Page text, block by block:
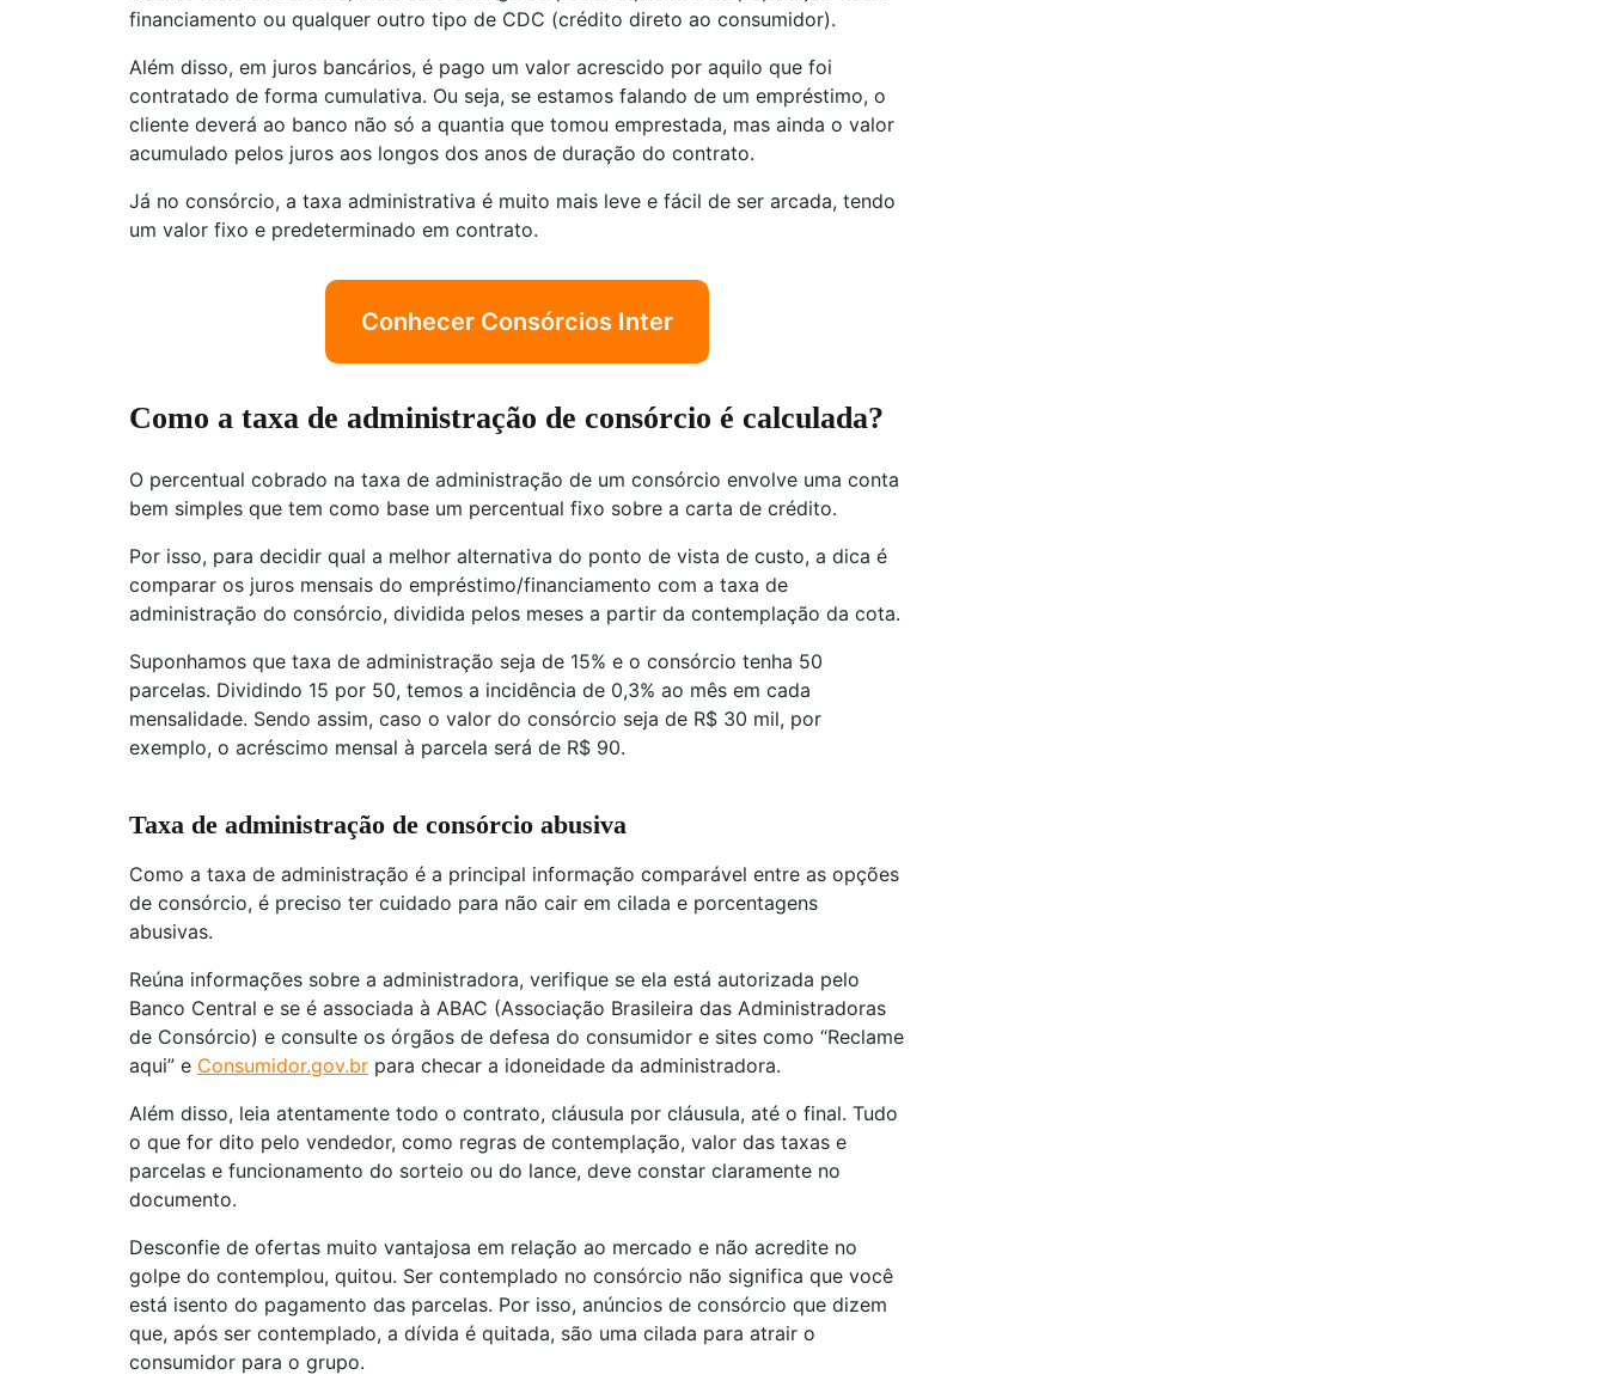
financiamento ou qualquer outro tipo de CDC (crédito direto ao consumidor).
Além disso, em juros bancários, é pago um valor acrescido por aquilo que foi
contratado de forma cumulativa. Ou seja, se estamos falando de um empréstimo, o
cliente deverá ao banco não só a quantia que tomou emprestada, mas ainda o valor
acumulado pelos juros aos longos dos anos de duração do contrato.
Já no consórcio, a taxa administrativa é muito mais leve e fácil de ser arcada, tendo
um valor fixo e predeterminado em contrato.
Conhecer Consórcios Inter
Como a taxa de administração de consórcio é calculada?
O percentual cobrado na taxa de administração de um consórcio envolve uma conta
bem simples que tem como base um percentual fixo sobre a carta de crédito.
Por isso, para decidir qual a melhor alternativa do ponto de vista de custo, a dica é
comparar os juros mensais do empréstimo/financiamento com a taxa de
administração do consórcio, dividida pelos meses a partir da contemplação da cota.
Suponhamos que taxa de administração seja de 15% e o consórcio tenha 50
parcelas. Dividindo 15 por 50, temos a incidência de 0,3% ao mês em cada
mensalidade. Sendo assim, caso o valor do consórcio seja de R$ 30 mil, por
exemplo, o acréscimo mensal à parcela será de R$ 90.
Taxa de administração de consórcio abusiva
Como a taxa de administração é a principal informação comparável entre as opções
de consórcio, é preciso ter cuidado para não cair em cilada e porcentagens
abusivas.
Reúna informações sobre a administradora, verifique se ela está autorizada pelo
Banco Central e se é associada à ABAC (Associação Brasileira das Administradoras
de Consórcio) e consulte os órgãos de defesa do consumidor e sites como “Reclame
aqui” e Consumidor.gov.br para checar a idoneidade da administradora.
Além disso, leia atentamente todo o contrato, cláusula por cláusula, até o final. Tudo
o que for dito pelo vendedor, como regras de contemplação, valor das taxas e
parcelas e funcionamento do sorteio ou do lance, deve constar claramente no
documento.
Desconfie de ofertas muito vantajosa em relação ao mercado e não acredite no
golpe do contemplou, quitou. Ser contemplado no consórcio não significa que você
está isento do pagamento das parcelas. Por isso, anúncios de consórcio que dizem
que, após ser contemplado, a dívida é quitada, são uma cilada para atrair o
consumidor para o grupo.